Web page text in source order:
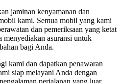
jaminan kenyamanan dan
kami. Semua mobil yang kami
dan pemeriksaan yang ketat
asuransi untuk
bagi Anda.
kami dan dapatkan penawaran
siap melayani Anda dengan
perjalanan yang luar